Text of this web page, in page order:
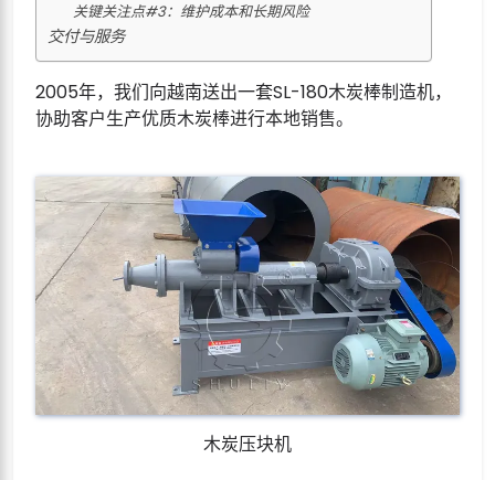
关键关注点#3：维护成本和长期风险
交付与服务
2005年，我们向越南送出一套SL-180木炭棒制造机，
协助客户生产优质木炭棒进行本地销售。
木炭压块机